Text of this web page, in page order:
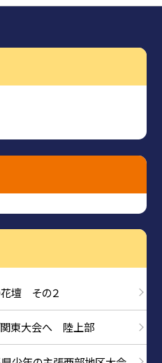
花壇 その２
関東大会へ 陸上部